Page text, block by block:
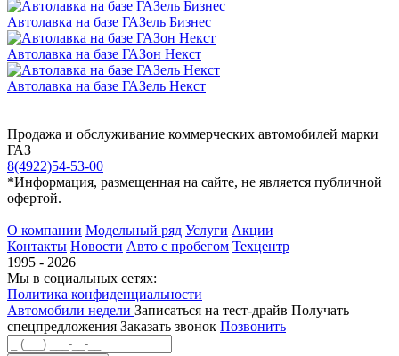
Автолавка на базе ГАЗель Бизнес
Автолавка на базе ГАЗон Некст
Автолавка на базе ГАЗель Некст
Продажа и обслуживание коммерческих автомобилей марки
ГАЗ
8(4922)54-53-00
*Информация, размещенная на сайте, не является публичной
офертой.
О компании Модельный ряд Услуги Акции
Контакты Новости Авто с пробегом Техцентр
1995 - 2026
Мы в социальных сетях:
Политика конфиденциальности
Автомобили недели Записаться на тест-драйв Получать
спецпредложения Заказать звонок Позвонить